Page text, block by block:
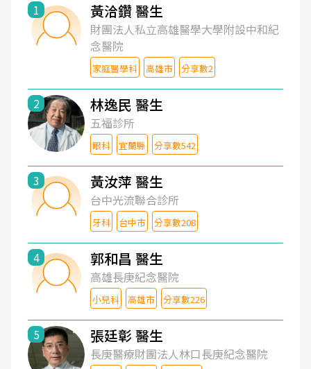
1 黃洽鑽 醫生
財團法人私立高雄醫學大學附設中和紀
念醫院
家庭醫學科 高雄市 分享數2
2 林逸民 醫生
五福診所
眼科 宜蘭縣 分享數542
3 黃汝萍 醫生
台中光流聯合診所
牙科 台中市 分享數208
4 郭和昌 醫生
高雄長庚紀念醫院
小兒科 高雄市 分享數226
5 張廷彰 醫生
長庚醫療財團法人林口長庚紀念醫院